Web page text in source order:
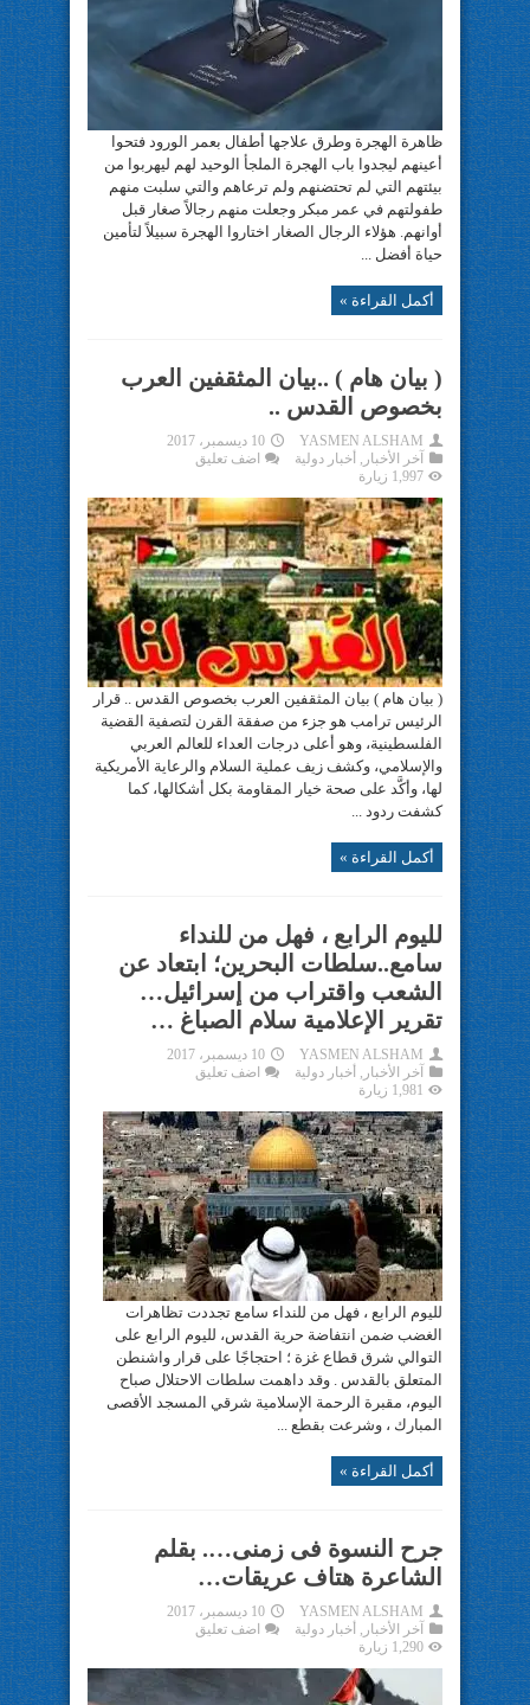
ظاهرة الهجرة وطرق علاجها أطفال بعمر الورود فتحوا
أعينهم ليجدوا باب الهجرة الملجأ الوحيد لهم ليهربوا من
بيئتهم التي لم تحتضنهم ولم ترعاهم والتي سلبت منهم
طفولتهم في عمر مبكر وجعلت منهم رجالاً صغار قبل
أوانهم. هؤلاء الرجال الصغار اختاروا الهجرة سبيلاً لتأمين
حياة أفضل ...
أكمل القراءة »
( بيان هام ) ..بيان المثقفين العرب
بخصوص القدس ..
YASMEN ALSHAM
10 ديسمبر، 2017
آخر الأخبار , أخبار دولية
اضف تعليق
1,997 زيارة
( بيان هام ) بيان المثقفين العرب بخصوص القدس .. قرار
الرئيس ترامب هو جزء من صفقة القرن لتصفية القضية
الفلسطينية، وهو أعلى درجات العداء للعالم العربي
والإسلامي، وكشف زيف عملية السلام والرعاية الأمريكية
لها، وأكَّد على صحة خيار المقاومة بكل أشكالها، كما
كشفت ردود ...
أكمل القراءة »
لليوم الرابع ، فهل من للنداء
سامع..سلطات البحرين؛ ابتعاد عن
الشعب واقتراب من إسرائيل…
تقرير الإعلامية سلام الصباغ …
YASMEN ALSHAM
10 ديسمبر، 2017
آخر الأخبار , أخبار دولية
اضف تعليق
1,981 زيارة
لليوم الرابع ، فهل من للنداء سامع تجددت تظاهرات
الغضب ضمن انتفاضة حرية القدس، لليوم الرابع على
التوالي شرق قطاع غزة ؛ احتجاجًا على قرار واشنطن
المتعلق بالقدس . وقد داهمت سلطات الاحتلال صباح
اليوم، مقبرة الرحمة الإسلامية شرقي المسجد الأقصى
المبارك ، وشرعت بقطع ...
أكمل القراءة »
جرح النسوة فى زمنى…. بقلم
الشاعرة هتاف عريقات…
YASMEN ALSHAM
10 ديسمبر، 2017
آخر الأخبار , أخبار دولية
اضف تعليق
1,290 زيارة